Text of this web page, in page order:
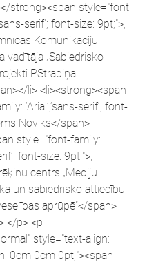
strong><span style="font-
serif’; font-size: 9pt;">,
Komunikāciju
vadītāja „Sabiedrisko
P.Stradiņa
li> <li><strong><span
‘Arial’,’sans-serif’; font-
Noviks</span>
style="font-family:
font-size: 9pt;">,
centrs „Mediju
un sabiedrisko attiecību
aprūpē”</span>
</p> <p
style="text-align:
0cm 0cm 0pt;"><span